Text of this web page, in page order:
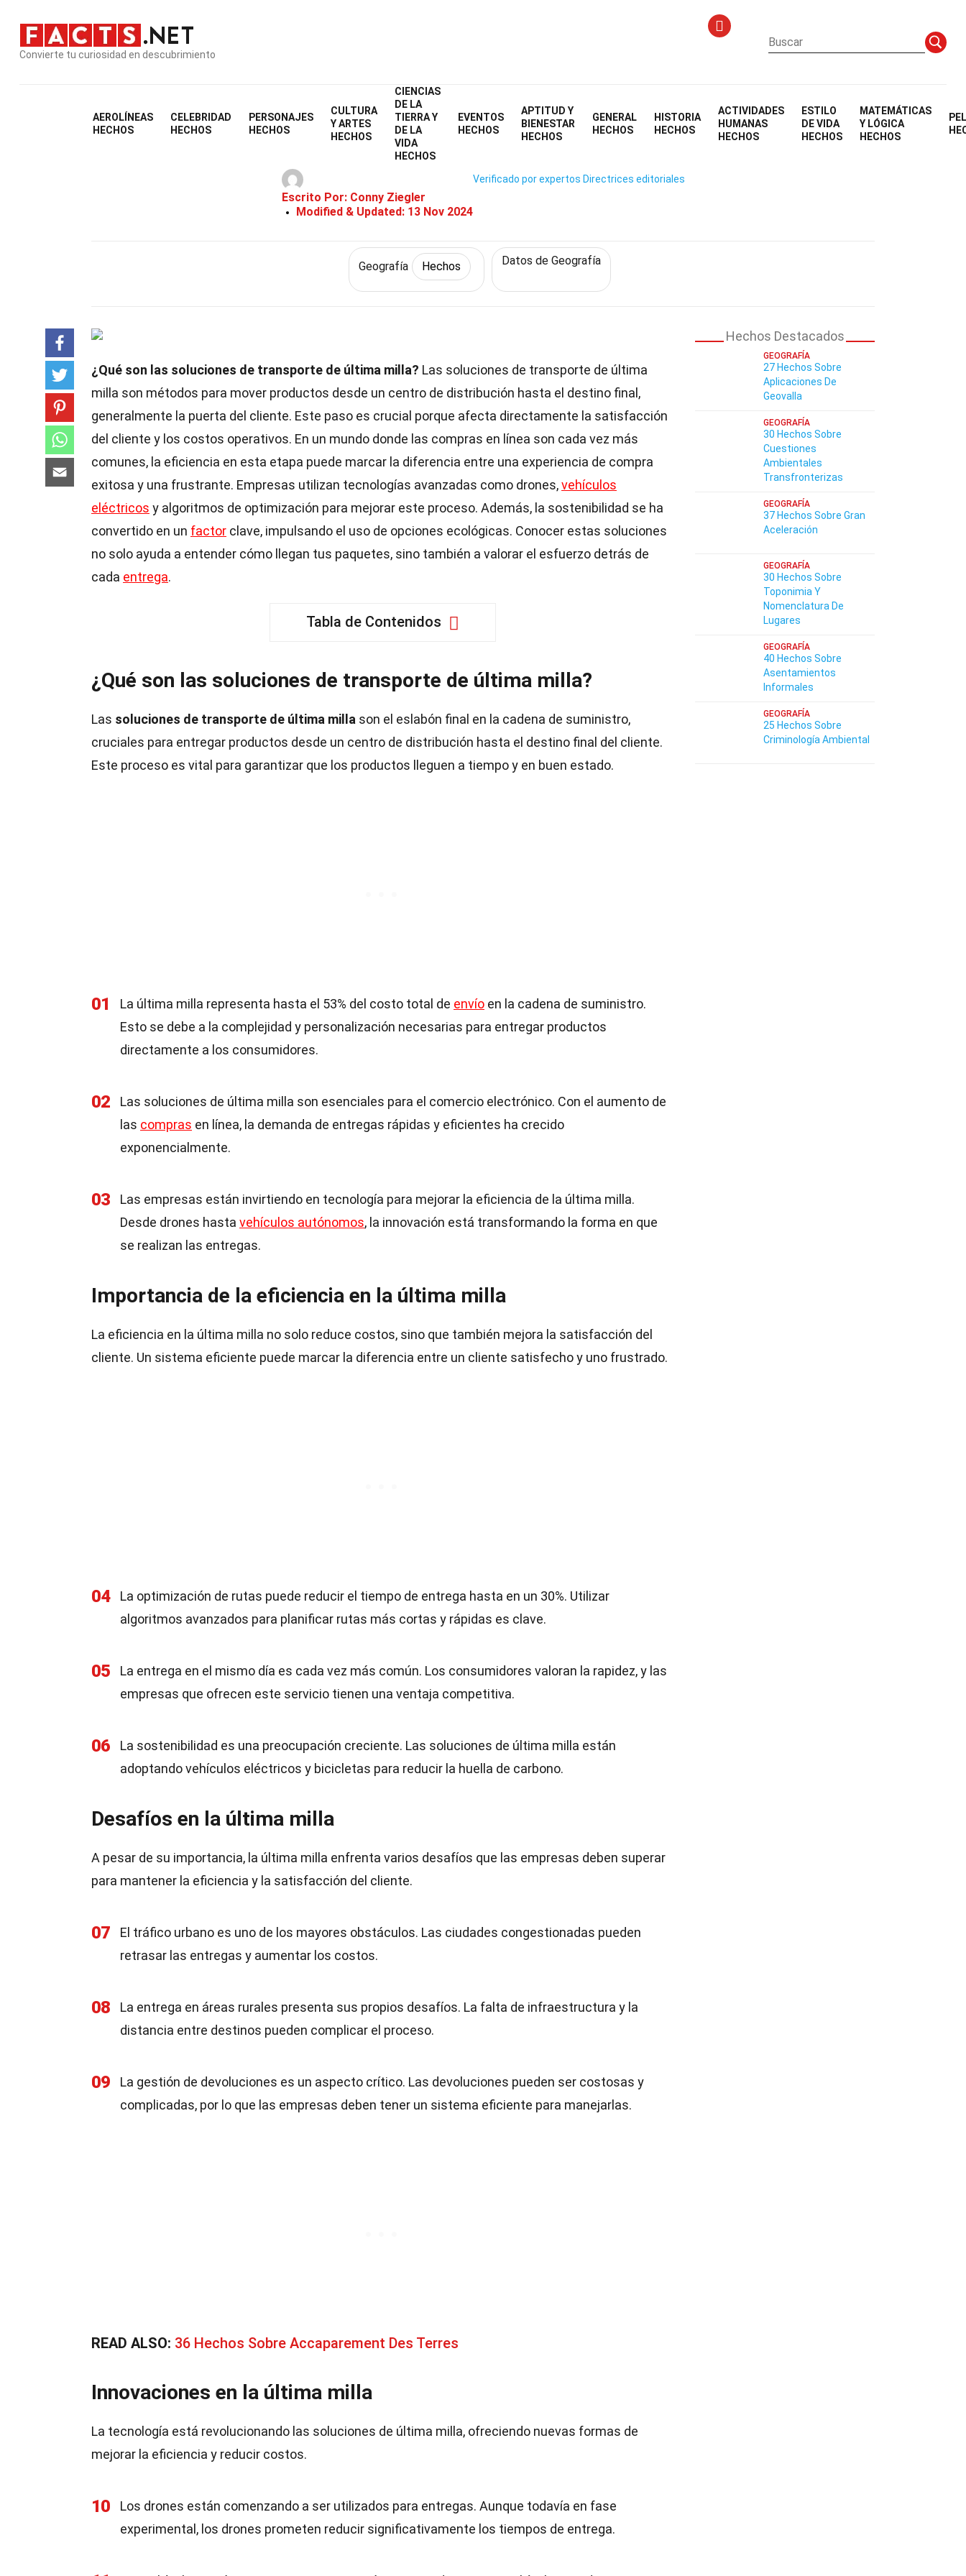
Convierte tu curiosidad en descubrimiento
AEROLÍNEAS
HECHOS
CELEBRIDAD
HECHOS
PERSONAJES
HECHOS
CULTURA
Y ARTES
HECHOS
CIENCIAS
DE LA
TIERRA Y
DE LA
VIDA
HECHOS
EVENTOS
HECHOS
APTITUD Y
BIENESTAR
HECHOS
GENERAL
HECHOS
HISTORIA
HECHOS
ACTIVIDADES
HUMANAS
HECHOS
ESTILO
DE VIDA
HECHOS
MATEMÁTICAS
Y LÓGICA
HECHOS
Home Ciencia
28 Hechos Sobre Soluciones De Transporte De Última Milla
Escrito Por: Conny Ziegler
Modified & Updated: 13 Nov 2024
Verificado por expertos Directrices editoriales
Geografía Hechos Datos de Geografía
¿Qué son las soluciones de transporte de última milla? Las soluciones de transporte de última
milla son métodos para mover productos desde un centro de distribución hasta el destino final,
generalmente la puerta del cliente. Este paso es crucial porque afecta directamente la satisfacción
del cliente y los costos operativos. En un mundo donde las compras en línea son cada vez más
comunes, la eficiencia en esta etapa puede marcar la diferencia entre una experiencia de compra
exitosa y una frustrante. Empresas utilizan tecnologías avanzadas como drones,vehículos
eléctricos y algoritmos de optimización para mejorar este proceso. Además, la sostenibilidad se ha
convertido en un factor clave, impulsando el uso de opciones ecológicas. Conocer estas soluciones
no solo ayuda a entender cómo llegan tus paquetes, sino también a valorar el esfuerzo detrás de
cada entrega.
Tabla de Contenidos
¿Qué son las soluciones de transporte de última milla?
Las soluciones de transporte de última milla son el eslabón final en la cadena de suministro,
cruciales para entregar productos desde un centro de distribución hasta el destino final del cliente.
Este proceso es vital para garantizar que los productos lleguen a tiempo y en buen estado.
01 La última milla representa hasta el 53% del costo total de envío en la cadena de suministro.
Esto se debe a la complejidad y personalización necesarias para entregar productos
directamente a los consumidores.
02
Las soluciones de última milla son esenciales para el comercio electrónico. Con el aumento de
las compras en línea, la demanda de entregas rápidas y eficientes ha crecido
exponencialmente.
03
Las empresas están invirtiendo en tecnología para mejorar la eficiencia de la última milla.
Desde drones hasta vehículos autónomos, la innovación está transformando la forma en que
se realizan las entregas.
Importancia de la eficiencia en la última milla
La eficiencia en la última milla no solo reduce costos, sino que también mejora la satisfacción del
cliente. Un sistema eficiente puede marcar la diferencia entre un cliente satisfecho y uno frustrado.
04
La optimización de rutas puede reducir el tiempo de entrega hasta en un 30%. Utilizar
algoritmos avanzados para planificar rutas más cortas y rápidas es clave.
05
La entrega en el mismo día es cada vez más común. Los consumidores valoran la rapidez, y las
empresas que ofrecen este servicio tienen una ventaja competitiva.
06
La sostenibilidad es una preocupación creciente. Las soluciones de última milla están
adoptando vehículos eléctricos y bicicletas para reducir la huella de carbono.
Desafíos en la última milla
A pesar de su importancia, la última milla enfrenta varios desafíos que las empresas deben superar
para mantener la eficiencia y la satisfacción del cliente.
07
El tráfico urbano es uno de los mayores obstáculos. Las ciudades congestionadas pueden
retrasar las entregas y aumentar los costos.
08
La entrega en áreas rurales presenta sus propios desafíos. La falta de infraestructura y la
distancia entre destinos pueden complicar el proceso.
09
La gestión de devoluciones es un aspecto crítico. Las devoluciones pueden ser costosas y
complicadas, por lo que las empresas deben tener un sistema eficiente para manejarlas.
READ ALSO: 36 Hechos Sobre Accaparement Des Terres
Innovaciones en la última milla
La tecnología está revolucionando las soluciones de última milla, ofreciendo nuevas formas de
mejorar la eficiencia y reducir costos.
10
Los drones están comenzando a ser utilizados para entregas. Aunque todavía en fase
experimental, los drones prometen reducir significativamente los tiempos de entrega.
Hechos Destacados
GEOGRAFÍA
27 Hechos Sobre
Aplicaciones De
Geovalla
GEOGRAFÍA
30 Hechos Sobre
Cuestiones
Ambientales
Transfronterizas
GEOGRAFÍA
37 Hechos Sobre Gran
Aceleración
GEOGRAFÍA
30 Hechos Sobre
Toponimia Y
Nomenclatura De
Lugares
GEOGRAFÍA
40 Hechos Sobre
Asentamientos
Informales
GEOGRAFÍA
25 Hechos Sobre
Criminología Ambiental